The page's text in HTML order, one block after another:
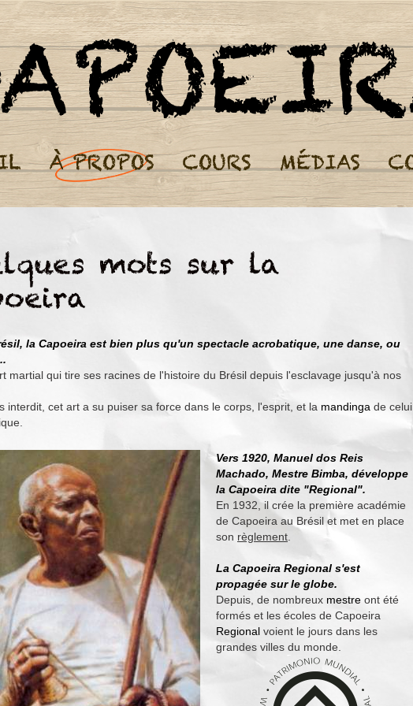
la Capoeira est bien plus qu'un spectacle acrobatique, une danse, ou
martial qui tire ses racines de l'histoire du Brésil depuis l'esclavage jusqu'à nos
interdit, cet art a su puiser sa force dans le corps, l'esprit, et la mandinga de celui
Vers 1920, Manuel dos Reis
Machado, Mestre Bimba, développe
la Capoeira dite "Regional".
En 1932, il crée la première académie
de Capoeira au Brésil et met en place
son règlement
La Capoeira Regional s'est
propagée sur le globe.
Depuis, de nombreux mestre ont été
formés et les écoles de Capoeira
Regional voient le jours dans les
grandes villes du monde.